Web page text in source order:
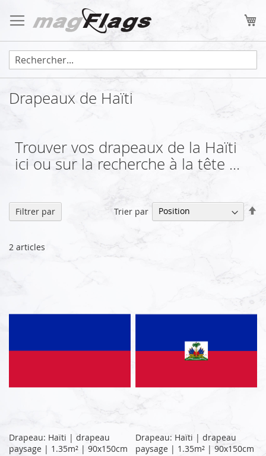
au
contenu
Drapeaux de Haïti
Trouver vos drapeaux de la Haïti
ici ou sur la recherche à la tête ...
2 articles
Trier par
Drapeau: Haïti | drapeau
paysage | 1.35m² | 90x150cm
Drapeau: Haïti | drapeau
paysage | 1.35m² | 90x150cm
Filtrer par